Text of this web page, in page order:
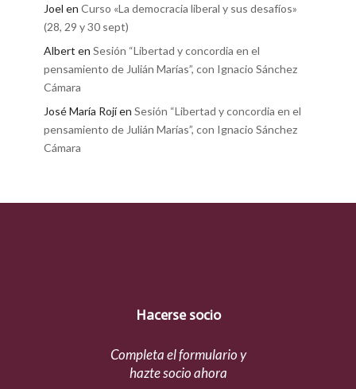
Joel en Curso «La democracia liberal y sus desafíos»
(28, 29 y 30 sept)
Albert en Sesión “Libertad y concordia en el
pensamiento de Julián Marías”, con Ignacio Sánchez
Cámara
José María Rojíen Sesión “Libertad y concordia en el
pensamiento de Julián Marías”, con Ignacio Sánchez
Cámara
Hacerse socio
Completa el formulario y
hazte socio ahora